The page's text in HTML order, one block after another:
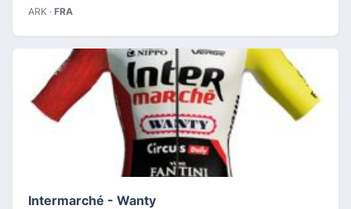
ARK · FRA
Intermarché - Wanty